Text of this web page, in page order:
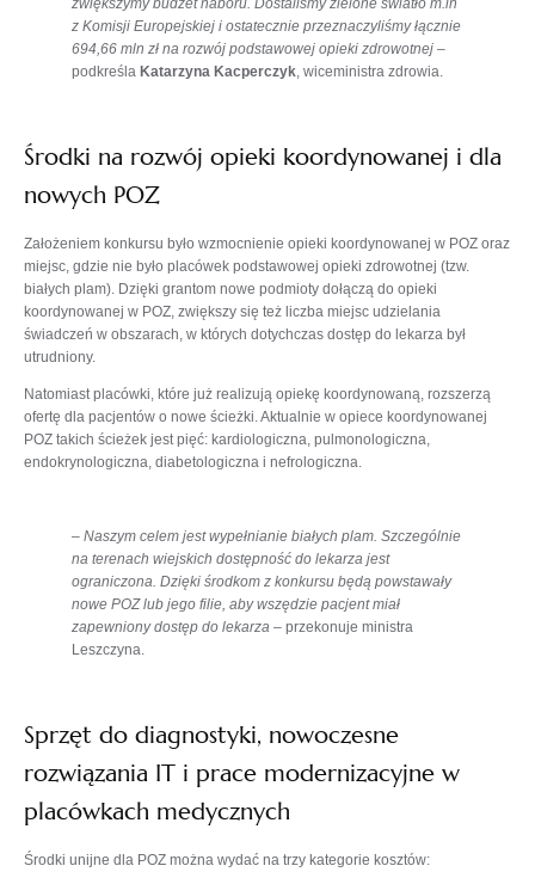
zwiększymy budżet naboru. Dostaliśmy zielone światło m.in
z Komisji Europejskiej i ostatecznie przeznaczyliśmy łącznie
694,66 mln zł na rozwój podstawowej opieki zdrowotnej –
podkreśla Katarzyna Kacperczyk, wiceministra zdrowia.
Środki na rozwój opieki koordynowanej i dla
nowych POZ
Założeniem konkursu było wzmocnienie opieki koordynowanej w POZ oraz
miejsc, gdzie nie było placówek podstawowej opieki zdrowotnej (tzw.
białych plam). Dzięki grantom nowe podmioty dołączą do opieki
koordynowanej w POZ, zwiększy się też liczba miejsc udzielania
świadczeń w obszarach, w których dotychczas dostęp do lekarza był
utrudniony.
Natomiast placówki, które już realizują opiekę koordynowaną, rozszerzą
ofertę dla pacjentów o nowe ścieżki. Aktualnie w opiece koordynowanej
POZ takich ścieżek jest pięć: kardiologiczna, pulmonologiczna,
endokrynologiczna, diabetologiczna i nefrologiczna.
– Naszym celem jest wypełnianie białych plam. Szczególnie
na terenach wiejskich dostępność do lekarza jest
ograniczona. Dzięki środkom z konkursu będą powstawały
nowe POZ lub jego filie, aby wszędzie pacjent miał
zapewniony dostęp do lekarza – przekonuje ministra
Leszczyna.
Sprzęt do diagnostyki, nowoczesne
rozwiązania IT i prace modernizacyjne w
placówkach medycznych
Środki unijne dla POZ można wydać na trzy kategorie kosztów: